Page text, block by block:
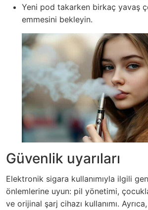
Yeni pod takarken birkaç yavaş
emmesini bekleyin.
Güvenlik uyarıları
Elektronik sigara kullanımıyla ilgili
önlemlerine uyun: pil yönetimi,
ve orijinal şarj cihazı kullanımı.